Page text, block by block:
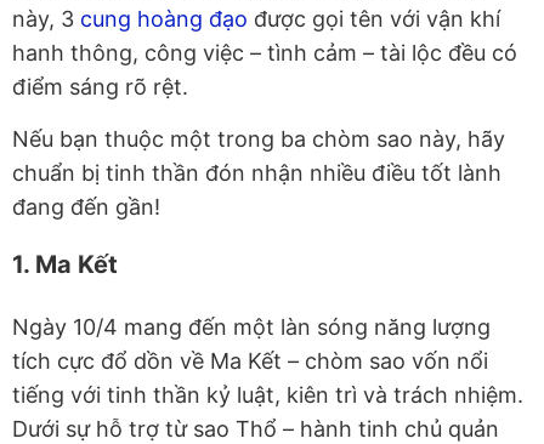
này, 3 cung hoàng đạo được gọi tên với vận khí
hanh thông, công việc – tình cảm – tài lộc đều có
điểm sáng rõ rệt.
Nếu bạn thuộc một trong ba chòm sao này, hãy
chuẩn bị tinh thần đón nhận nhiều điều tốt lành
đang đến gần!
1. Ma Kết
Ngày 10/4 mang đến một làn sóng năng lượng
tích cực đổ dồn về Ma Kết – chòm sao vốn nổi
tiếng với tinh thần kỷ luật, kiên trì và trách nhiệm.
Dưới sự hỗ trợ từ sao Thổ – hành tinh chủ quản